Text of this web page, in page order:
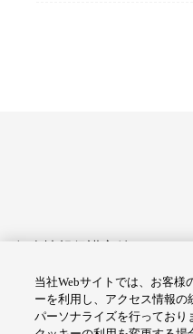
アクセシビリティへの対応
当社Webサイトでは、お客様
ーを利用し、アクセス情報
パーソナライズを行っており